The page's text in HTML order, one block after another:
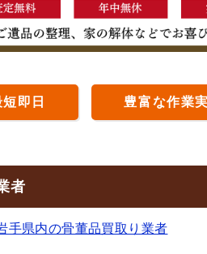
即日 豊富な作業
者
手県内の骨董品買取り業者